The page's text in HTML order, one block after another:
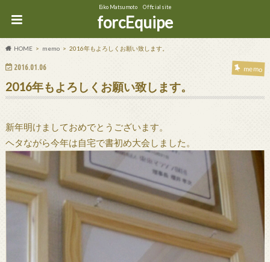
Eiko Matsumoto Official site
forcEquipe
HOME memo 2016年もよろしくお願い致します。
2016.01.06 memo
2016年もよろしくお願い致します。
新年明けましておめでとうございます。
ヘタながら今年は自宅で書初め大会しました。